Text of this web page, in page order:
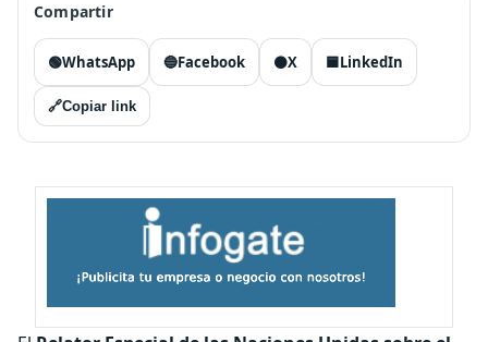
Compartir
🟢WhatsApp 🔵Facebook ⚫X 🟦LinkedIn
🔗Copiar link